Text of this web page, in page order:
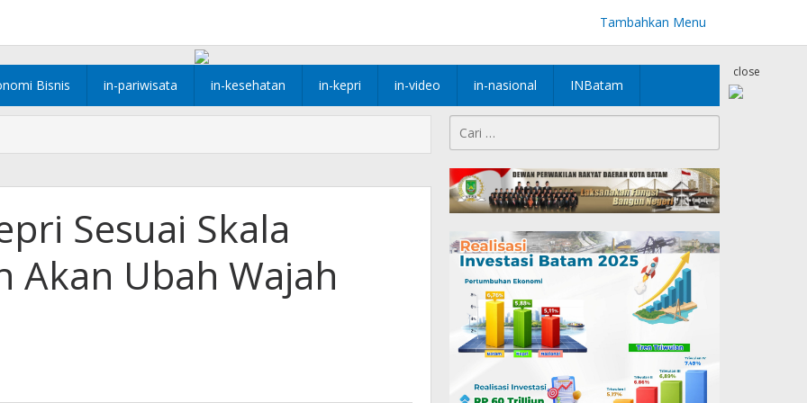
Tambahkan Menu
Bisnis in-pariwisata in-kesehatan in-kepri in-video in-nasional INBatam
close
Sesuai Skala
Akan Ubah Wajah
untuk: